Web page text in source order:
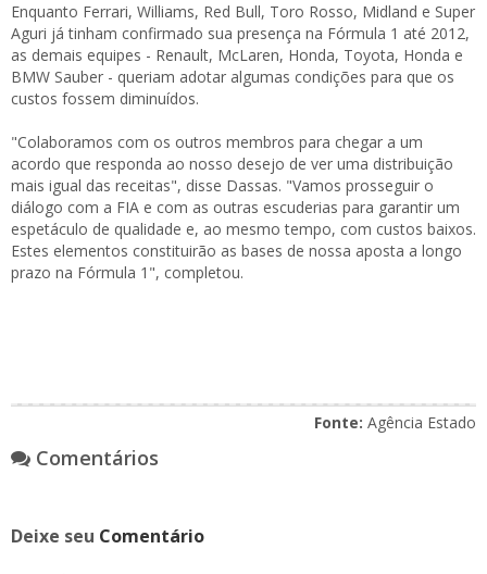
Enquanto Ferrari, Williams, Red Bull, Toro Rosso, Midland e Super
Aguri já tinham confirmado sua presença na Fórmula 1 até 2012,
as demais equipes - Renault, McLaren, Honda, Toyota, Honda e
BMW Sauber - queriam adotar algumas condições para que os
custos fossem diminuídos.
"Colaboramos com os outros membros para chegar a um
acordo que responda ao nosso desejo de ver uma distribuição
mais igual das receitas", disse Dassas. "Vamos prosseguir o
diálogo com a FIA e com as outras escuderias para garantir um
espetáculo de qualidade e, ao mesmo tempo, com custos baixos.
Estes elementos constituirão as bases de nossa aposta a longo
prazo na Fórmula 1", completou.
Fonte: Agência Estado
Comentários
Deixe seu Comentário